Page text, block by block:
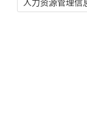
人力资源管理信